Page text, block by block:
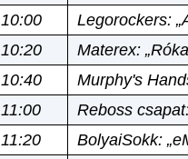
10:00
Legorockers:
10:20
Materex:
10:40
Murphy's
11:00
Reboss
11:20
BolyaiSokk: